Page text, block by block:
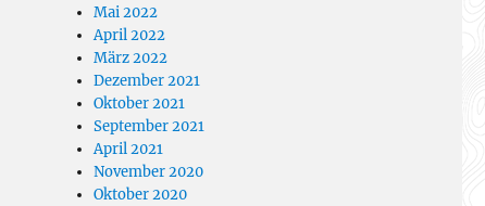
Mai 2022
April 2022
März 2022
Dezember 2021
Oktober 2021
September 2021
April 2021
November 2020
Oktober 2020